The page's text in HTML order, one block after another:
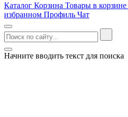
Каталог Корзина Товары в корзине
избранном Профиль Чат
Начните вводить текст для поиска